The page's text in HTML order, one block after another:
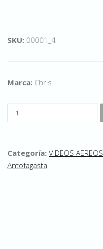
SKU: 00001_4
Marca: Chris
Categoría: VIDEOS AEREOS
Antofagasta